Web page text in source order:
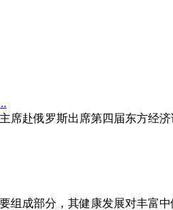
席赴俄罗斯出席第四届东方经
组成部分，其健康发展对丰富